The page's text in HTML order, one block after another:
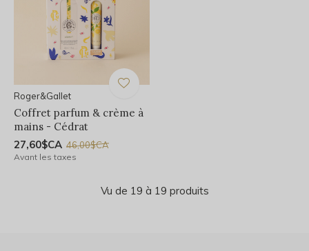
Roger&Gallet
Coffret parfum & crème à
mains - Cédrat
27,60$CA 46,00$CA
Avant les taxes
Vu de 19 à 19 produits